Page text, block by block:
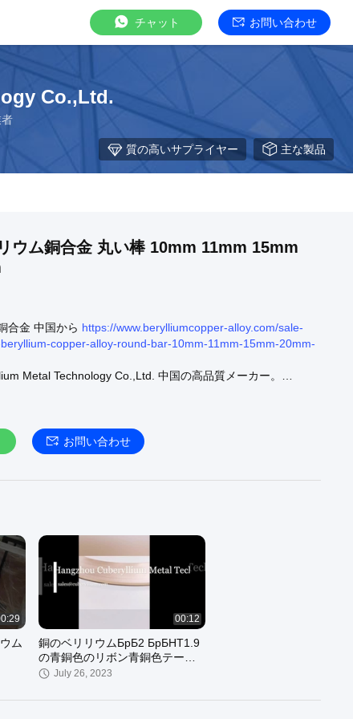
チャット お問い合わせ
Co.,Ltd.
質の高いサプライヤー 主な製品
ウム銅合金 丸い棒 10mm 11mm 15mm
合金 中国から https://www.berylliumcopper-alloy.com/sale-
copper-alloy-round-bar-10mm-11mm-15mm-20mm-
Metal Technology Co.,Ltd. 中国の高品質メーカー。
:
銅 : https://www.berylliumcopper-alloy.com/supplier-458537-
お問い合わせ
ム
00:12
銅のベリリウムБрБ2 БрБНТ1.9
の青銅色のリボン青銅色テープ
青銅色のストリップ
July 26, 2023